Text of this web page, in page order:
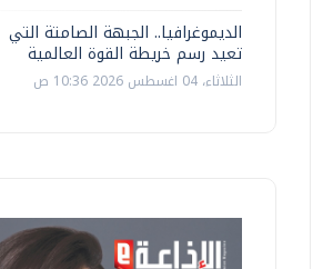
الديموغرافيا.. الجبهة الصامتة التي
تعيد رسم خريطة القوة العالمية
الثلاثاء، 04 اغسطس 2026 10:36 ص